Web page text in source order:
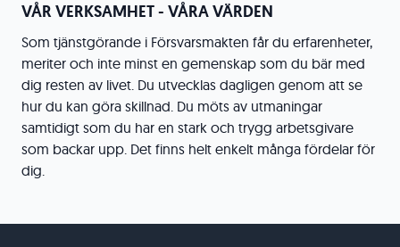
VÅR VERKSAMHET - VÅRA VÄRDEN
Som tjänstgörande i Försvarsmakten får du erfarenheter,
meriter och inte minst en gemenskap som du bär med
dig resten av livet. Du utvecklas dagligen genom att se
hur du kan göra skillnad. Du möts av utmaningar
samtidigt som du har en stark och trygg arbetsgivare
som backar upp. Det finns helt enkelt många fördelar för
dig.